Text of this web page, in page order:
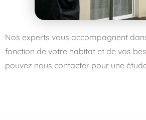
Nos experts vous accompagnent
fonction de votre habitat et de vos
pouvez nous contacter pour une